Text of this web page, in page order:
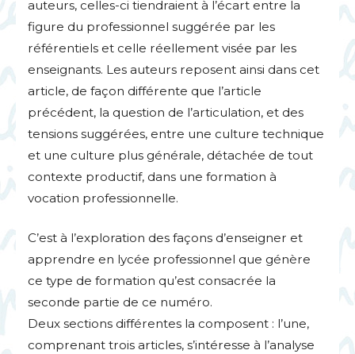
auteurs, celles-ci tiendraient à l’écart entre la
figure du professionnel suggérée par les
référentiels et celle réellement visée par les
enseignants. Les auteurs reposent ainsi dans cet
article, de façon différente que l’article
précédent, la question de l’articulation, et des
tensions suggérées, entre une culture technique
et une culture plus générale, détachée de tout
contexte productif, dans une formation à
vocation professionnelle.
C’est à l’exploration des façons d’enseigner et
apprendre en lycée professionnel que génère
ce type de formation qu’est consacrée la
seconde partie de ce numéro.
Deux sections différentes la composent : l’une,
comprenant trois articles, s’intéresse à l’analyse